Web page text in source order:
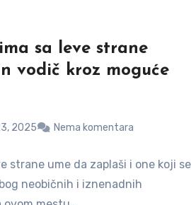
sa leve strane
vodič kroz moguće
2025 Nema komentara
strane ume da zaplaši i one koji se
neobičnih i iznenadnih